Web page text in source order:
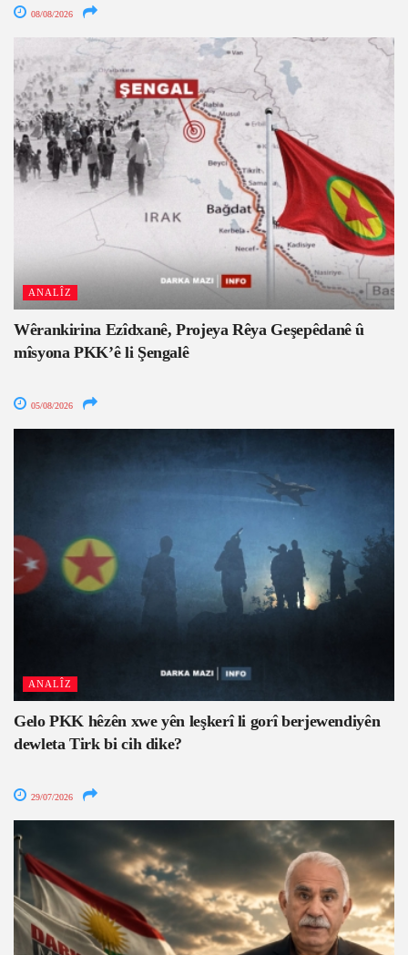
08/08/2026
ANALÎZ
Wêrankirina Ezîdxanê, Projeya Rêya Geşepêdanê û
mîsyona PKK’ê li Şengalê
05/08/2026
ANALÎZ
Gelo PKK hêzên xwe yên leşkerî li gorî berjewendiyên
dewleta Tirk bi cih dike?
29/07/2026